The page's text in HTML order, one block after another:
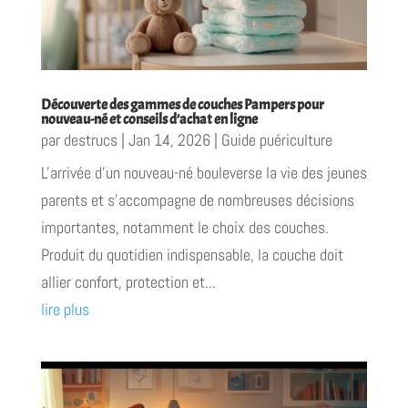
Découverte des gammes de couches Pampers pour
nouveau-né et conseils d’achat en ligne
par destrucs| Jan 14, 2026| Guide puériculture
L'arrivée d'un nouveau-né bouleverse la vie des jeunes
parents et s'accompagne de nombreuses décisions
importantes, notamment le choix des couches.
Produit du quotidien indispensable, la couche doit
allier confort, protection et...
lire plus